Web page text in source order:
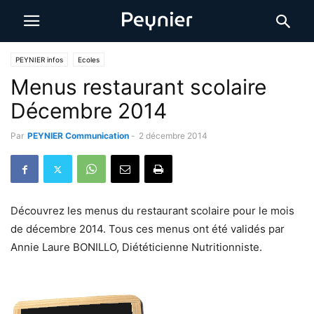
PEYNIER infos Ecoles
Menus restaurant scolaire
Décembre 2014
Par PEYNIER Communication - 2 décembre 2014
Découvrez les menus du restaurant scolaire pour le mois
de décembre 2014. Tous ces menus ont été validés par
Annie Laure BONILLO, Diététicienne Nutritionniste.